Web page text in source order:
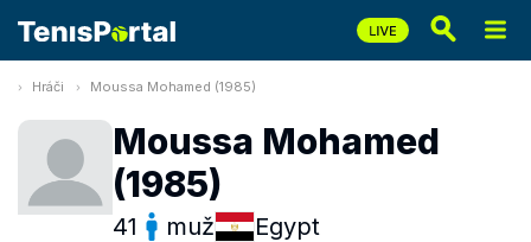
Hráči Moussa Mohamed (1985)
Moussa Mohamed
(1985)
41 muž Egypt